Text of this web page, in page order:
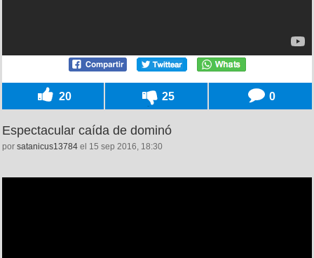
20 25 0
Espectacular caída de dominó
por satanicus13784 el 15 sep 2016, 18:30